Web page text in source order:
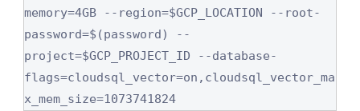
memory=4GB --region=$GCP_LOCATION --root-
password=$(password) --
project=$GCP_PROJECT_ID --database-
flags=cloudsql_vector=on,cloudsql_vector_ma
x_mem_size=1073741824